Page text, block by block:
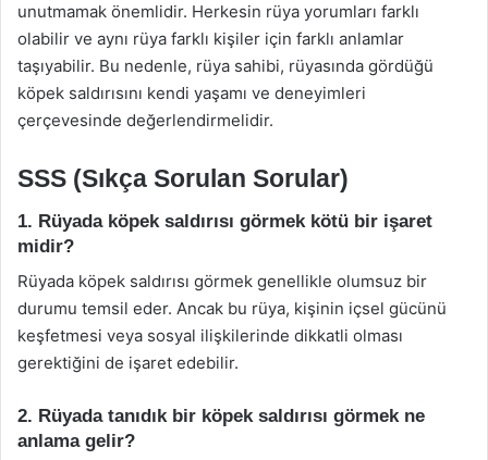
unutmamak önemlidir. Herkesin rüya yorumları farklı
olabilir ve aynı rüya farklı kişiler için farklı anlamlar
taşıyabilir. Bu nedenle, rüya sahibi, rüyasında gördüğü
köpek saldırısını kendi yaşamı ve deneyimleri
çerçevesinde değerlendirmelidir.
SSS (Sıkça Sorulan Sorular)
1. Rüyada köpek saldırısı görmek kötü bir işaret
midir?
Rüyada köpek saldırısı görmek genellikle olumsuz bir
durumu temsil eder. Ancak bu rüya, kişinin içsel gücünü
keşfetmesi veya sosyal ilişkilerinde dikkatli olması
gerektiğini de işaret edebilir.
2. Rüyada tanıdık bir köpek saldırısı görmek ne
anlama gelir?